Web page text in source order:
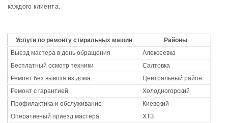
каждого клиента.
Услуги по ремонту стиральных машин
Районы
Выезд мастера в день обращения
Алексеевка
Бесплатный осмотр техники
Салтовка
Ремонт без вывоза из дома
Центральный район
Ремонт с гарантией
Холодногорский
Профилактика и обслуживание
Киевский
Оперативный приезд мастера
ХТЗ